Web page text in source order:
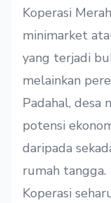
Koperasi
minimarket
yang terjadi
melainkan
Padahal, desa
potensi
daripada
rumah tangga.
Koperasi